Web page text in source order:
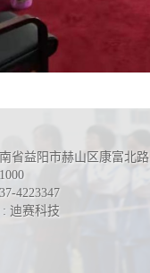
省益阳市赫山区康富北路
4223347
迪赛科技